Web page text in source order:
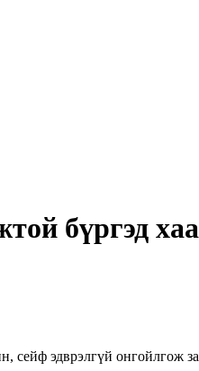
бүргэд
сейф эдврэлгүй онгойлгож